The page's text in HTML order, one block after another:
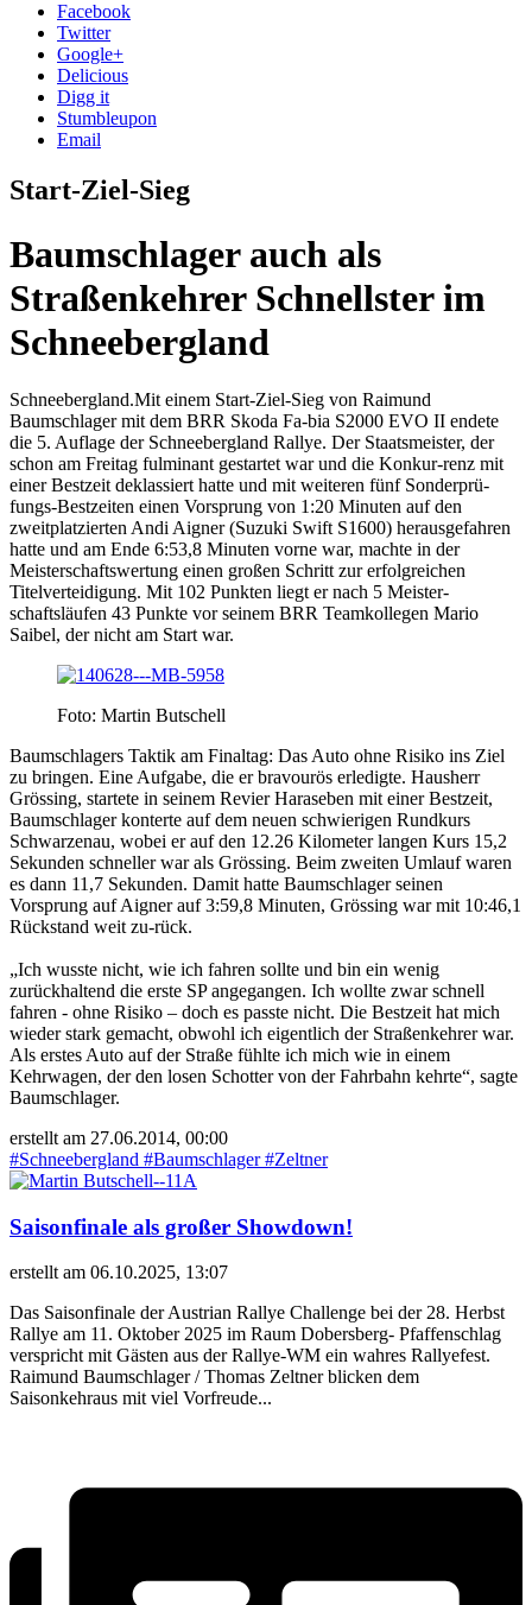
Facebook
Twitter
Google+
Delicious
Digg it
Stumbleupon
Email
Start-Ziel-Sieg
Baumschlager auch als
Straßenkehrer Schnellster im
Schneebergland
Schneebergland.Mit einem Start-Ziel-Sieg von Raimund
Baumschlager mit dem BRR Skoda Fa-bia S2000 EVO II endete
die 5. Auflage der Schneebergland Rallye. Der Staatsmeister, der
schon am Freitag fulminant gestartet war und die Konkur-renz mit
einer Bestzeit deklassiert hatte und mit weiteren fünf Sonderprü-
fungs-Bestzeiten einen Vorsprung von 1:20 Minuten auf den
zweitplatzierten Andi Aigner (Suzuki Swift S1600) herausgefahren
hatte und am Ende 6:53,8 Minuten vorne war, machte in der
Meisterschaftswertung einen großen Schritt zur erfolgreichen
Titelverteidigung. Mit 102 Punkten liegt er nach 5 Meister-
schaftsläufen 43 Punkte vor seinem BRR Teamkollegen Mario
Saibel, der nicht am Start war.
Foto: Martin Butschell
Baumschlagers Taktik am Finaltag: Das Auto ohne Risiko ins Ziel
zu bringen. Eine Aufgabe, die er bravourös erledigte. Hausherr
Grössing, startete in seinem Revier Haraseben mit einer Bestzeit,
Baumschlager konterte auf dem neuen schwierigen Rundkurs
Schwarzenau, wobei er auf den 12.26 Kilometer langen Kurs 15,2
Sekunden schneller war als Grössing. Beim zweiten Umlauf waren
es dann 11,7 Sekunden. Damit hatte Baumschlager seinen
Vorsprung auf Aigner auf 3:59,8 Minuten, Grössing war mit 10:46,1
Rückstand weit zu-rück.
„Ich wusste nicht, wie ich fahren sollte und bin ein wenig
zurückhaltend die erste SP angegangen. Ich wollte zwar schnell
fahren - ohne Risiko – doch es passte nicht. Die Bestzeit hat mich
wieder stark gemacht, obwohl ich eigentlich der Straßenkehrer war.
Als erstes Auto auf der Straße fühlte ich mich wie in einem
Kehrwagen, der den losen Schotter von der Fahrbahn kehrte“, sagte
Baumschlager.
erstellt am 27.06.2014, 00:00
#Schneebergland #Baumschlager#Zeltner
Saisonfinale als großer Showdown!
erstellt am 06.10.2025, 13:07
Das Saisonfinale der Austrian Rallye Challenge bei der 28. Herbst
Rallye am 11. Oktober 2025 im Raum Dobersberg- Pfaffenschlag
verspricht mit Gästen aus der Rallye-WM ein wahres Rallyefest.
Raimund Baumschlager / Thomas Zeltner blicken dem
Saisonkehraus mit viel Vorfreude...